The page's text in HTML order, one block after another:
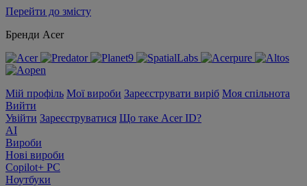
Перейти до змісту
Бренди Acer
Мій профіль Мої вироби Зареєструвати виріб Моя спільнота
Вийти
Увійти Зареєструватися Що таке Acer ID?
AI
Вироби
Нові вироби
Copilot+ PC
Ноутбуки